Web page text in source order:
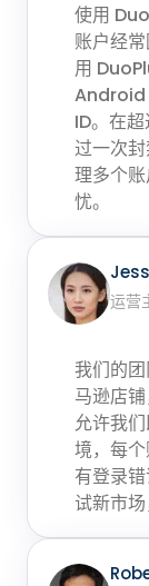
使用
账户经
用
Android
ID。在
过一次
理多个
忧。
运营
我们的
马逊店
允许我
境，每
有登录
试新市场